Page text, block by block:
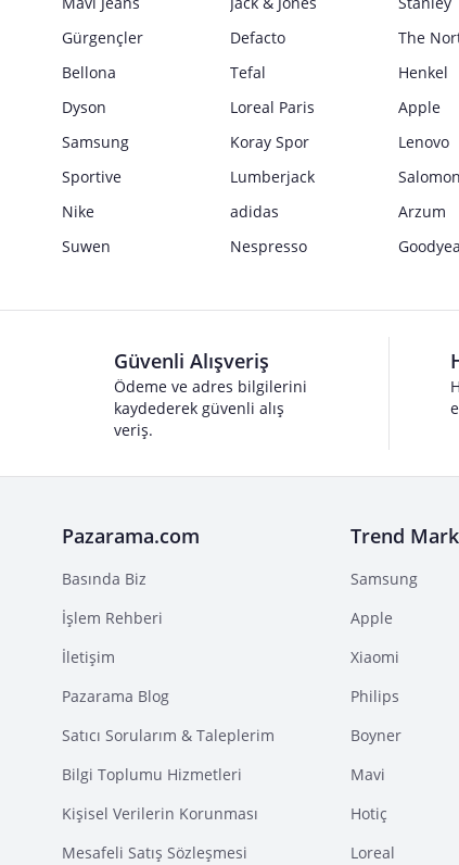
Gürgençler
Defacto
The
Bellona
Tefal
Henkel
Dyson
Loreal Paris
Apple
Samsung
Koray Spor
Lenovo
Sportive
Lumberjack
Salomon
Nike
adidas
Arzum
Suwen
Nespresso
Güvenli Alışveriş
Ödeme ve adres bilgilerini
kaydederek güvenli alış
veriş.
Pazarama.com
Basında Biz
İşlem Rehberi
İletişim
Pazarama Blog
Satıcı Sorularım & Taleplerim
Bilgi Toplumu Hizmetleri
Kişisel Verilerin Korunması
Mesafeli Satış Sözleşmesi
Trend
Samsung
Apple
Xiaomi
Philips
Boyner
Mavi
Hotiç
Loreal